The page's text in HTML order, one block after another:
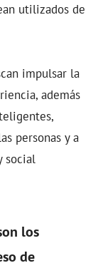
utilizados de
impulsar la
además
personas y a
social
los
de